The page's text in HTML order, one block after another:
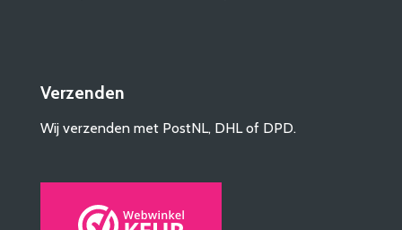
Verzenden
Wij verzenden met PostNL, DHL of DPD.